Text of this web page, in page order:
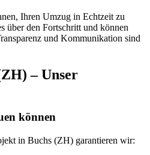
Ihren Umzug in Echtzeit zu
über den Fortschritt und können
und Kommunikation sind
– Unser
können
in Buchs (ZH) garantieren wir: